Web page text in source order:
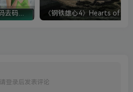
请登录后发表评论